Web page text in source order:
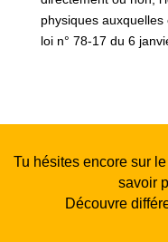
physiques auxquelles
loi n° 78-17 du 6
Tu hésites encore sur
savoir
Découvre